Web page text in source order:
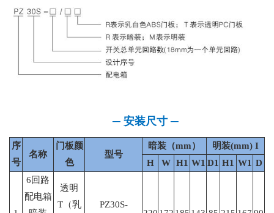
─ 安装尺寸 ─
序
号
名称
门板颜
色
型号
暗装（mm）
明装(mm) I
H
W H1 W1 D1 H1 W1 D
6回路
配电箱
透明
T（乳
PZ30S-